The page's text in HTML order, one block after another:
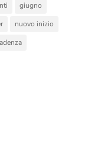
giugno
nuovo inizio